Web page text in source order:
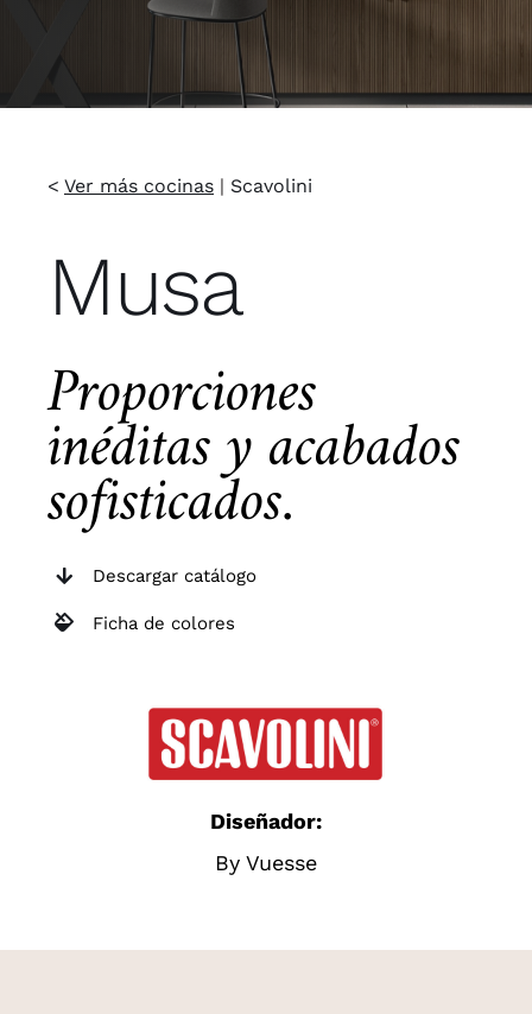
< Ver más cocinas| Scavolini
Musa
Proporciones
inéditas y acabados
sofisticados.
Descargar catálogo
Ficha de colores
Diseñador:
By Vuesse